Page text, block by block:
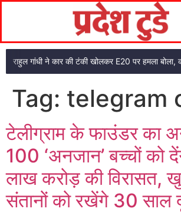
Tag: telegram
टेलीग्राम के फाउंडर का
100 ‘अनजान’ बच्चों को
लाख करोड़ की विरासत,
संतानों को रखेंगे 30 साल